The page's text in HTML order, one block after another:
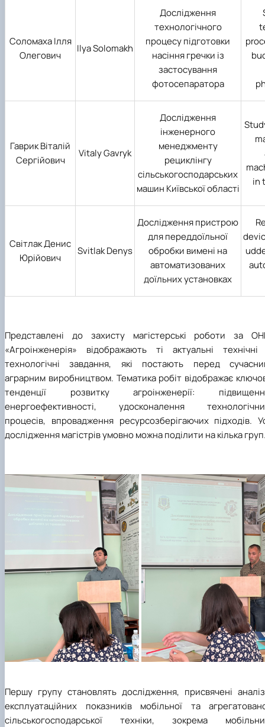
Соломаха Ілля
Олегович
Ilya Solomakh
Дослідження
технологічного
процесу підготовки
насіння гречки із
застосування
фотосепаратора
Гаврик Віталій
Сергійович
Vitaly Gavryk
Дослідження
інженерного
менеджменту
рециклінгу
сільськогосподарських
машин Київської області
in
Світлак Денис
Юрійович
Svitlak Denys
Дослідження пристрою
для переддоїльної
обробки вимені на
автоматизованих
доїльних установках
Представлені до захисту магістерські роботи за
«Агроінженерія» відображають ті актуальні технічні
технологічні завдання, які постають перед
аграрним виробництвом. Тематика робіт відображає
тенденції розвитку агроінженерії:
енергоефективності, удосконалення
процесів, впровадження ресурсозберігаючих підходів.
дослідження магістрів умовно можна поділити на кілька
Першу групу становлять дослідження, присвячені
експлуатаційних показників мобільної та
сільськогосподарської техніки, зокрема